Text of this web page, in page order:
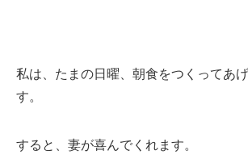
私は、たまの日曜、朝食をつくってあ
す。
すると、妻が喜んでくれます。